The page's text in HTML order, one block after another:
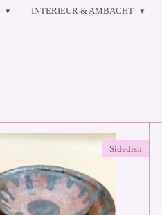
INTERIEUR & AMBACHT
Sidedish